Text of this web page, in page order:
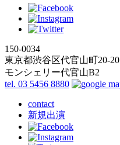
150-0034
東京都渋谷区代官山町20-20
モンシェリー代官山B2
tel. 03 5456 8880
contact
新規出演